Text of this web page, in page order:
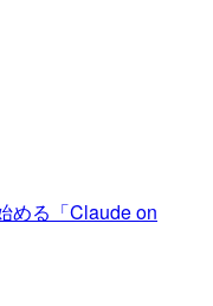
める「Claude on